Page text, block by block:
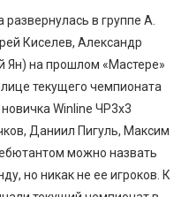
в группе А.
Киселев, Александр
Ян) на прошлом «Мастере»
текущего чемпионата
Winline ЧР3х3
Даниил Пигуль, Максим
можно назвать
но никак не ее игроков. К